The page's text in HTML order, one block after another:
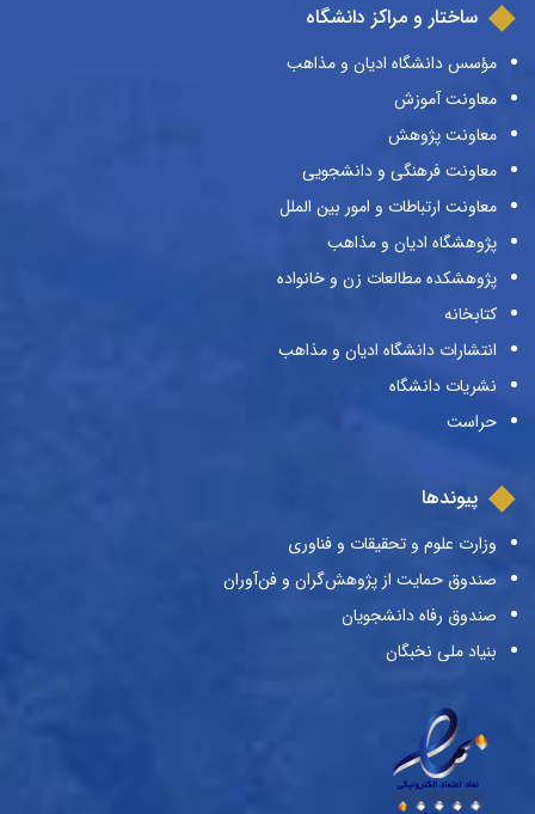
ساختار و مراکز دانشگاه
مؤسس دانشگاه ادیان و مذاهب
معاونت آموزش
معاونت پژوهش
معاونت فرهنگی و دانشجویی
معاونت ارتباطات و امور بین الملل
پژوهشگاه ادیان و مذاهب
پژوهشکده مطالعات زن و خانواده
کتابخانه
انتشارات دانشگاه ادیان و مذاهب
نشریات دانشگاه
حراست
پیوندها
وزارت علوم و تحقیقات و فناوری
صندوق حمایت از پژوهش‌گران و فن‌آوران
صندوق رفاه دانشجویان
بنیاد ملی نخبگان